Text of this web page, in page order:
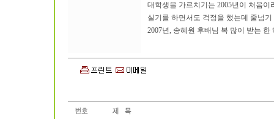
대학생을 가르치기는 2005년이 처음
실기를 하면서도 걱정을 했는데 줄넘
2007년, 송혜원 후배님 복 많이 받는 한